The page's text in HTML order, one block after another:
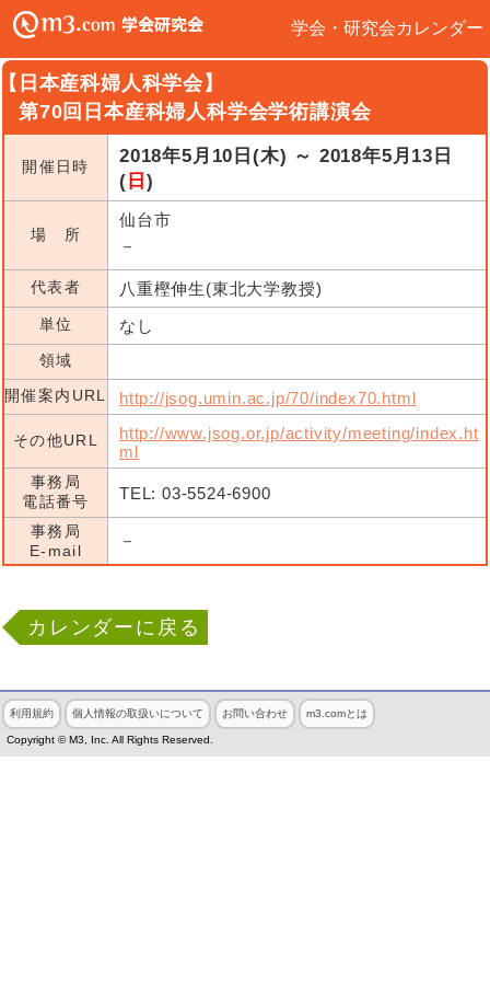
学会・研究会カレンダー
日本産科婦人科学会】
第70回日本産科婦人科学会学術講演会
開催日時
2018年5月10日(木) ～ 2018年5月13日
( 日 )
場 所
仙台市
－
代表者 八重樫伸生(東北大学教授)
単位 なし
領域
開催案内URL
http://jsog.umin.ac.jp/70/index70.html
その他URL
http://www.jsog.or.jp/activity/meeting/index.ht
ml
事務局
電話番号
TEL: 03-5524-6900
事務局
E-mail
－
カレンダーに戻る
利用規約 個人情報の取扱いについて お問い合わせ m3.comとは
Copyright © M3, Inc. All Rights Reserved.